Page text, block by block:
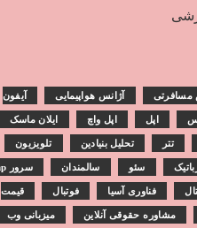
مسافرتی آژانس هواپیمایی آیفون
اپل اپل واچ ایلان ماسک
تتر تحلیل بنیادین تلویزیون
سئو سالمندان سرور hp
فناوری آسیا فوتبال قیمت
مشاوره حقوقی آنلاین میزبانی وب